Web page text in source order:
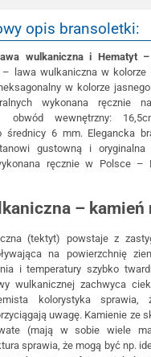
opis bransoletki:
wulkaniczna i Hematyt
– lawa wulkaniczna w kolorze
w kolorze
wykonana ręcznie
obwód wewnętrzny:
średnicy 6 mm. Elegancka
gustowną i oryginalna
ręcznie w Polsce –
– kamień
(tektyt) powstaje z
na powierzchnię
i temperatury szybko
wulkanicznej zachwyca
kolorystyka
uwagę. Kamienie ze
(mają w sobie wiele
sprawia, że mogą być np.